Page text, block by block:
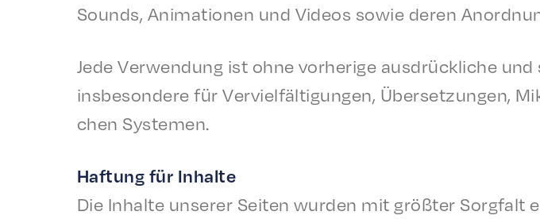
Sounds, Anima­tio­nen und Videos sowie deren
Jede Verwen­dung ist ohne vorherige ausdrück­liche
insbeson­dere für Vervielfäl­ti­gun­gen, Über­set­zun­gen,
chen Systemen.
Haftung für Inhalte
Die Inhalte unser­er Seit­en wurden mit größter